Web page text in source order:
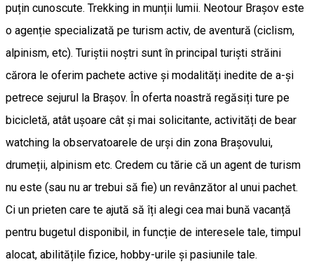
puțin cunoscute. Trekking in munții lumii. Neotour Brașov este
o agenție specializată pe turism activ, de aventură (ciclism,
alpinism, etc). Turiștii noștri sunt în principal turiști străini
cărora le oferim pachete active și modalități inedite de a-și
petrece sejurul la Brașov. În oferta noastră regăsiți ture pe
bicicletă, atât ușoare cât și mai solicitante, activități de bear
watching la observatoarele de urși din zona Brașovului,
drumeții, alpinism etc. Credem cu tărie că un agent de turism
nu este (sau nu ar trebui să fie) un revânzător al unui pachet.
Ci un prieten care te ajută să îți alegi cea mai bună vacanță
pentru bugetul disponibil, in funcție de interesele tale, timpul
alocat, abilitățile fizice, hobby-urile și pasiunile tale.